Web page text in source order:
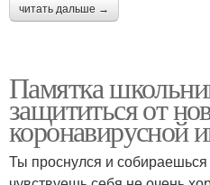
читать дальше →
Памятка
защититься от
коронавирусной
Ты проснулся и